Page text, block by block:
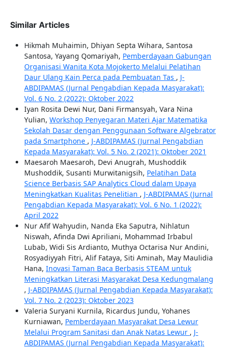
Similar Articles
Hikmah Muhaimin, Dhiyan Septa Wihara, Santosa
Santosa, Yayang Qomariyah, Pemberdayaan Gabungan
Organisasi Wanita Kota Mojokerto Melalui Pelatihan
Daur Ulang Kain Perca pada Pembuatan Tas , J-
ABDIPAMAS (Jurnal Pengabdian Kepada Masyarakat):
Vol. 6 No. 2 (2022): Oktober 2022
Iyan Rosita Dewi Nur, Dani Firmansyah, Vara Nina
Yulian, Workshop Penyegaran Materi Ajar Matematika
Sekolah Dasar dengan Penggunaan Software Algebrator
pada Smartphone , J-ABDIPAMAS (Jurnal Pengabdian
Kepada Masyarakat): Vol. 5 No. 2 (2021): Oktober 2021
Maesaroh Maesaroh, Devi Anugrah, Mushoddik
Mushoddik, Susanti Murwitanigsih, Pelatihan Data
Science Berbasis SAP Analytics Cloud dalam Upaya
Meningkatkan Kualitas Penelitian , J-ABDIPAMAS (Jurnal
Pengabdian Kepada Masyarakat): Vol. 6 No. 1 (2022):
April 2022
Nur Afif Wahyudin, Nanda Eka Saputra, Nihlatun
Niswah, Afinda Dwi Apriliani, Mohammad Irbabul
Lubab, Widi Sis Ardianto, Muthya Octarisa Nur Andini,
Rosyadiyyah Fitri, Alif Fataya, Siti Aminah, May Maulidia
Hana, Inovasi Taman Baca Berbasis STEAM untuk
Meningkatkan Literasi Masyarakat Desa Kedungmalang
, J-ABDIPAMAS (Jurnal Pengabdian Kepada Masyarakat):
Vol. 7 No. 2 (2023): Oktober 2023
Valeria Suryani Kurnila, Ricardus Jundu, Yohanes
Kurniawan, Pemberdayaan Masyarakat Desa Lewur
Melalui Program Sanitasi dan Anak Natas Lewur , J-
ABDIPAMAS (Jurnal Pengabdian Kepada Masyarakat):